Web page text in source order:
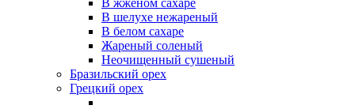
В жжёном сахаре
В шелухе нежареный
В белом сахаре
Жареный соленый
Неочищенный сушеный
Бразильский орех
Грецкий орех